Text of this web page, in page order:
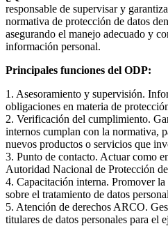
responsable de supervisar y
normativa de protección de datos
asegurando el manejo adecuado y
información personal.
Principales funciones del ODP:
1. Asesoramiento y supervisión.
obligaciones en materia de
2. Verificación del cumplimiento.
internos cumplan con la normativa,
nuevos productos o servicios que
3. Punto de contacto. Actuar como
Autoridad Nacional de Protección
4. Capacitación interna. Promover
sobre el tratamiento de datos
5. Atención de derechos ARCO.
titulares de datos personales para el